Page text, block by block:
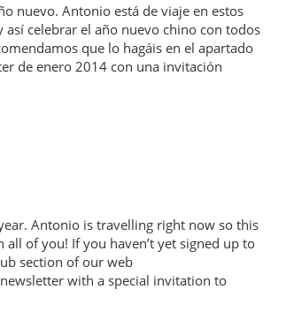
nuevo. Antonio está de viaje en estos
celebrar el año nuevo chino con todos
que lo hagáis en el apartado
de enero 2014 con una invitación
Antonio is travelling right now so this
all of you! If you haven’t yet signed up to
section of our web
with a special invitation to